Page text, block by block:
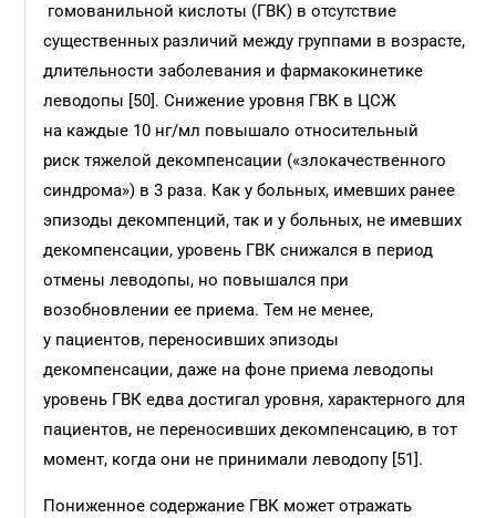
гомованильной кислоты (ГВК) в отсутствие
существенных различий между группами в возрасте,
длительности заболевания и фармакокинетике
леводопы [50]. Снижение уровня ГВК в ЦСЖ
на каждые 10 нг/мл повышало относительный
риск тяжелой декомпенсации («злокачественного
синдрома») в 3 раза. Как у больных, имевших ранее
эпизоды декомпенций, так и у больных, не имевших
декомпенсации, уровень ГВК снижался в период
отмены леводопы, но повышался при
возобновлении ее приема. Тем не менее,
у пациентов, переносивших эпизоды
декомпенсации, даже на фоне приема леводопы
уровень ГВК едва достигал уровня, характерного для
пациентов, не переносивших декомпенсацию, в тот
момент, когда они не принимали леводопу [51].
Пониженное содержание ГВК может отражать